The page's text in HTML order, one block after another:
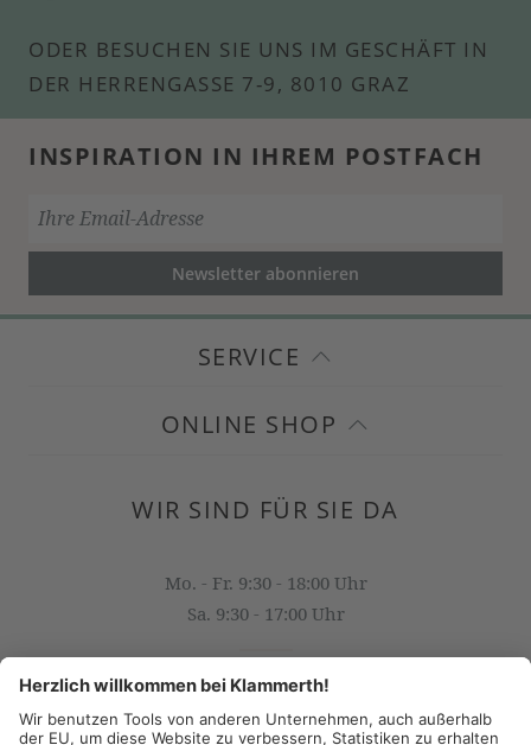
ODER BESUCHEN SIE UNS IM GESCHÄFT IN
DER HERRENGASSE 7-9, 8010 GRAZ
INSPIRATION IN IHREM POSTFACH
Newsletter abonnieren
SERVICE
ONLINE SHOP
WIR SIND FÜR SIE DA
Mo. - Fr. 9:30 - 18:00 Uhr
Sa. 9:30 - 17:00 Uhr
OFFICE@KLAMMERTH.AT
+43 316 825 618 0